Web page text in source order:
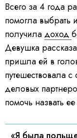
Всего за 4 года
помогла выбрать
получиладоход
Девушка
пришла ей в
путешествовала
деловых
помочь назвать